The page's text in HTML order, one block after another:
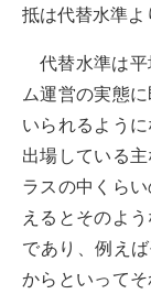
抵は代替水準よ
代替水準は
ム運営の実態
いられるよう
出場している
ラスの中くら
えるとそのよ
であり、例え
からといって